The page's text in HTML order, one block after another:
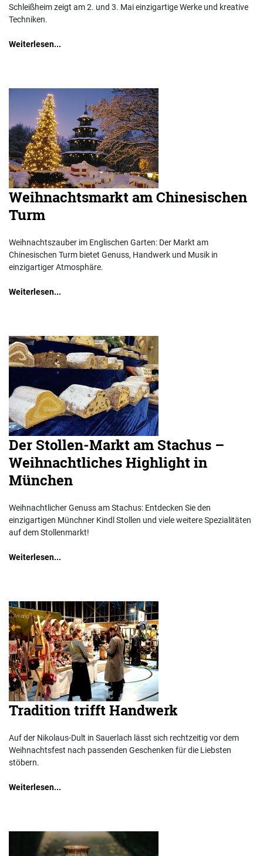
Schleißheim zeigt am 2. und 3. Mai einzigartige Werke und kreative
Techniken.
Weiterlesen...
Weihnachtsmarkt am Chinesischen
Turm
Weihnachtszauber im Englischen Garten: Der Markt am
Chinesischen Turm bietet Genuss, Handwerk und Musik in
einzigartiger Atmosphäre.
Weiterlesen...
Der Stollen-Markt am Stachus –
Weihnachtliches Highlight in
München
Weihnachtlicher Genuss am Stachus: Entdecken Sie den
einzigartigen Münchner Kindl Stollen und viele weitere Spezialitäten
auf dem Stollenmarkt!
Weiterlesen...
Tradition trifft Handwerk
Auf der Nikolaus-Dult in Sauerlach lässt sich rechtzeitig vor dem
Weihnachtsfest nach passenden Geschenken für die Liebsten
stöbern.
Weiterlesen...